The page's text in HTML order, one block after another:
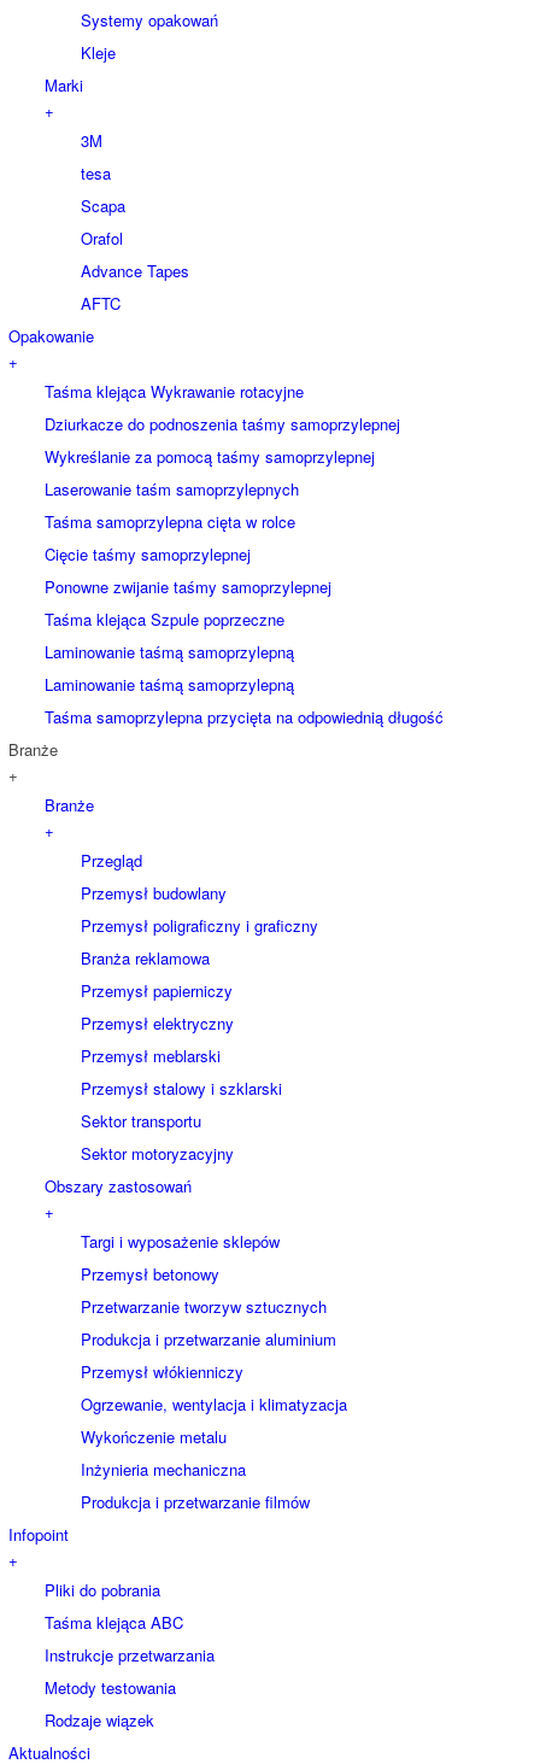
Systemy opakowań
Kleje
Marki
+
3M
tesa
Scapa
Orafol
Advance Tapes
AFTC
Opakowanie
+
Taśma klejąca Wykrawanie rotacyjne
Dziurkacze do podnoszenia taśmy samoprzylepnej
Wykreślanie za pomocą taśmy samoprzylepnej
Laserowanie taśm samoprzylepnych
Taśma samoprzylepna cięta w rolce
Cięcie taśmy samoprzylepnej
Ponowne zwijanie taśmy samoprzylepnej
Taśma klejąca Szpule poprzeczne
Laminowanie taśmą samoprzylepną
Laminowanie taśmą samoprzylepną
Taśma samoprzylepna przycięta na odpowiednią długość
Branże
+
Branże
+
Przegląd
Przemysł budowlany
Przemysł poligraficzny i graficzny
Branża reklamowa
Przemysł papierniczy
Przemysł elektryczny
Przemysł meblarski
Przemysł stalowy i szklarski
Sektor transportu
Sektor motoryzacyjny
Obszary zastosowań
+
Targi i wyposażenie sklepów
Przemysł betonowy
Przetwarzanie tworzyw sztucznych
Produkcja i przetwarzanie aluminium
Przemysł włókienniczy
Ogrzewanie, wentylacja i klimatyzacja
Wykończenie metalu
Inżynieria mechaniczna
Produkcja i przetwarzanie filmów
Infopoint
+
Pliki do pobrania
Taśma klejąca ABC
Instrukcje przetwarzania
Metody testowania
Rodzaje wiązek
Aktualności